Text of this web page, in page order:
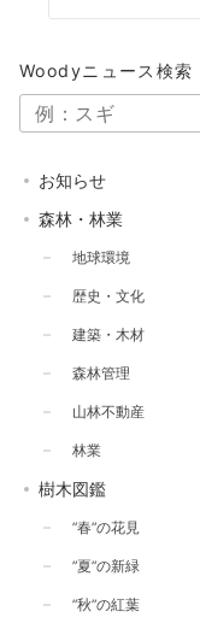
Woodyニュース検索
お知らせ
森林・林業
地球環境
歴史・文化
建築・木材
森林管理
山林不動産
林業
樹木図鑑
”春”の花見
”夏”の新緑
”秋”の紅葉